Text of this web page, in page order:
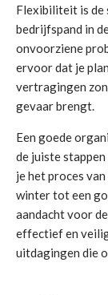
Flexibiliteit is de
bedrijfspand in
onvoorziene
ervoor dat je
vertragingen
gevaar brengt.
Een goede
de juiste
je het proces
winter tot een
aandacht voor
effectief en
uitdagingen die